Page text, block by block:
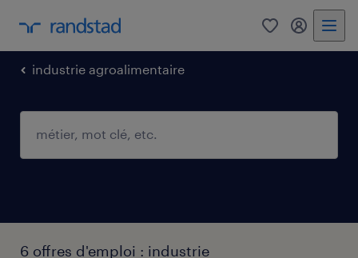
0 mon
industrie agroalimentaire
6 offres d'emploi : industrie